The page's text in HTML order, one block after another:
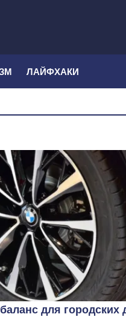
ЛАЙФХАКИ
для городских